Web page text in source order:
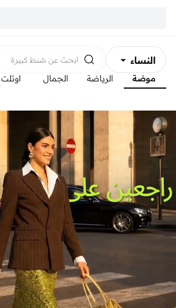
النساء
الرجال
الأطفال
ابحث عن شنط كبيرة
موضة الرياضة الجمال اوتلت